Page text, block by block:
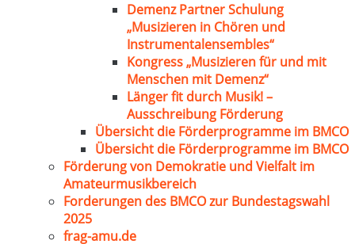
Demenz Partner Schulung
„Musizieren in Chören und
Instrumentalensembles“
Kongress „Musizieren für und mit
Menschen mit Demenz“
Länger fit durch Musik! –
Ausschreibung Förderung
Übersicht die Förderprogramme im BMCO
Übersicht die Förderprogramme im BMCO
Förderung von Demokratie und Vielfalt im
Amateurmusikbereich
Forderungen des BMCO zur Bundestagswahl
2025
frag-amu.de